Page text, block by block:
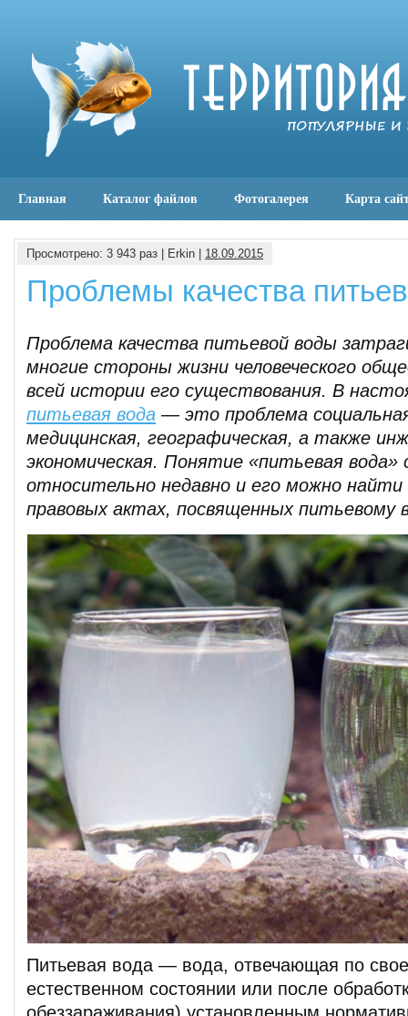
Главная Каталог файлов Фотогалерея Карта
Просмотрено: 3 943 раз | Erkin | 18.09.2015
Проблемы качества
Проблема качества питьевой воды
многие стороны жизни человеческого
всей истории его существования. В
питьевая вода — это проблема
медицинская, географическая, а также
экономическая. Понятие «питьевая вода»
относительно недавно и его можно найти
правовых актах, посвященных питьевому
Питьевая вода — вода, отвечающая по
естественном состоянии или после